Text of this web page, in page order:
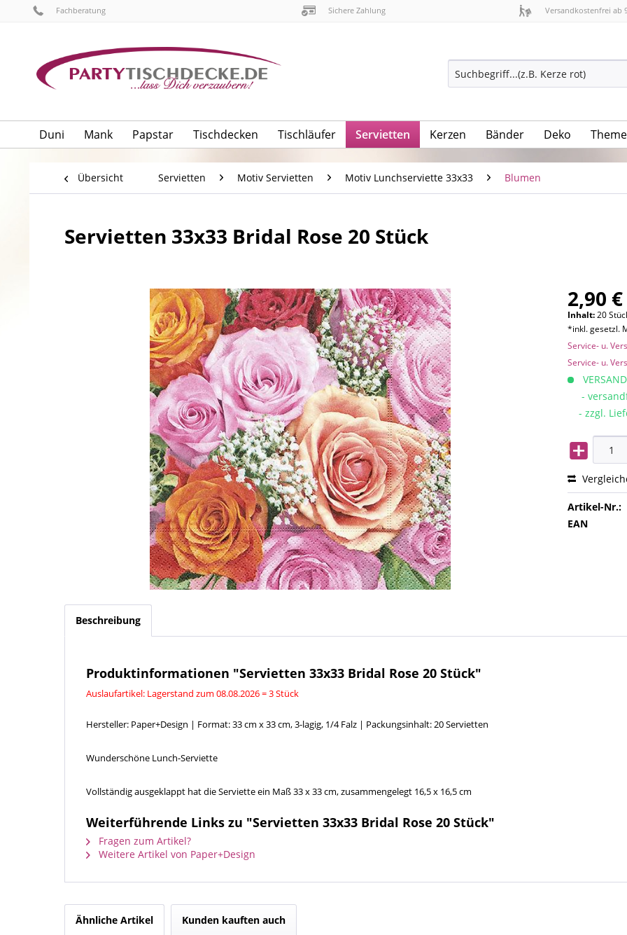
Fachberatung Sichere Zahlung Versandkostenfrei ab
Duni Mank Papstar Tischdecken Tischläufer Servietten Kerzen Bänder Deko
Übersicht Servietten Motiv Servietten Motiv Lunchserviette 33x33 Blumen
Servietten 33x33 Bridal Rose 20 Stück
2,90
Inhalt:20
*inkl. gesetzl.
Service- u.
Service- u.
-
- zzgl.
Artikel-Nr.:
EAN
Beschreibung
Produktinformationen "Servietten 33x33 Bridal Rose 20 Stück"
Auslaufartikel: Lagerstand zum 08.08.2026 = 3 Stück
Hersteller: Paper+Design | Format: 33 cm x 33 cm, 3-lagig, 1/4 Falz | Packungsinhalt: 20 Servietten
Wunderschöne Lunch-Serviette
Vollständig ausgeklappt hat die Serviette ein Maß 33 x 33 cm, zusammengelegt 16,5 x 16,5 cm
Weiterführende Links zu "Servietten 33x33 Bridal Rose 20 Stück"
Fragen zum Artikel?
Weitere Artikel von Paper+Design
Ähnliche Artikel Kunden kauften auch